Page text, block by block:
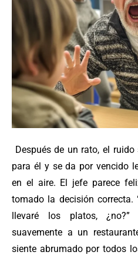
Después de un rato, el
para él y se da por vencido
en el aire. El jefe parece
tomado la decisión correcta.
llevaré los platos,
suavemente a un
siente abrumado por todos